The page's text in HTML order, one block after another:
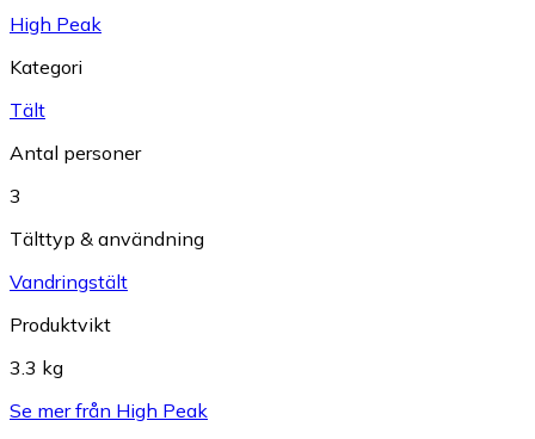
High Peak
Kategori
Tält
Antal personer
3
Tälttyp & användning
Vandringstält
Produktvikt
3.3 kg
Se mer från High Peak